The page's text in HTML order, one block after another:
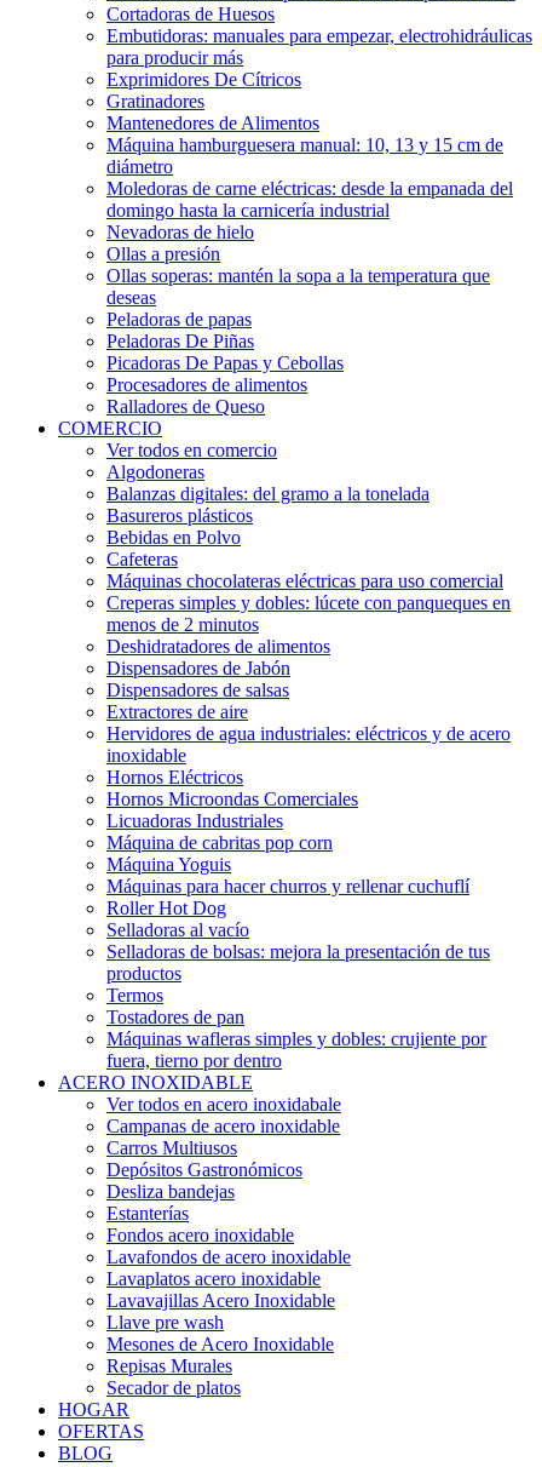
Cortadoras de Huesos
Embutidoras: manuales para empezar, electrohidráulicas
para producir más
Exprimidores De Cítricos
Gratinadores
Mantenedores de Alimentos
Máquina hamburguesera manual: 10, 13 y 15 cm de
diámetro
Moledoras de carne eléctricas: desde la empanada del
domingo hasta la carnicería industrial
Nevadoras de hielo
Ollas a presión
Ollas soperas: mantén la sopa a la temperatura que
deseas
Peladoras de papas
Peladoras De Piñas
Picadoras De Papas y Cebollas
Procesadores de alimentos
Ralladores de Queso
COMERCIO
Ver todos en comercio
Algodoneras
Balanzas digitales: del gramo a la tonelada
Basureros plásticos
Bebidas en Polvo
Cafeteras
Máquinas chocolateras eléctricas para uso comercial
Creperas simples y dobles: lúcete con panqueques en
menos de 2 minutos
Deshidratadores de alimentos
Dispensadores de Jabón
Dispensadores de salsas
Extractores de aire
Hervidores de agua industriales: eléctricos y de acero
inoxidable
Hornos Eléctricos
Hornos Microondas Comerciales
Licuadoras Industriales
Máquina de cabritas pop corn
Máquina Yoguis
Máquinas para hacer churros y rellenar cuchuflí
Roller Hot Dog
Selladoras al vacío
Selladoras de bolsas: mejora la presentación de tus
productos
Termos
Tostadores de pan
Máquinas wafleras simples y dobles: crujiente por
fuera, tierno por dentro
ACERO INOXIDABLE
Ver todos en acero inoxidabale
Campanas de acero inoxidable
Carros Multiusos
Depósitos Gastronómicos
Desliza bandejas
Estanterías
Fondos acero inoxidable
Lavafondos de acero inoxidable
Lavaplatos acero inoxidable
Lavavajillas Acero Inoxidable
Llave pre wash
Mesones de Acero Inoxidable
Repisas Murales
Secador de platos
HOGAR
OFERTAS
BLOG